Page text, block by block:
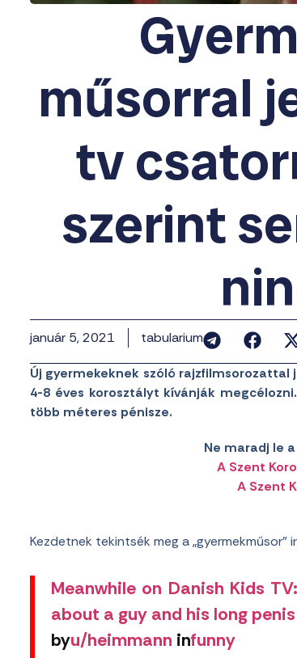
műsorral
tv
szerint
január 5, 2021 tabularium
Új gyermekeknek szóló rajzfilmsorozattal
4-8 éves korosztályt kívánják
több méteres pénisze.
Ne maradj le
A Szent
A Szent
Kezdetnek tekintsék meg a „gyermekműsor”
Meanwhile on Danish Kids
about a guy and his long penis
byu/heimmann infunny